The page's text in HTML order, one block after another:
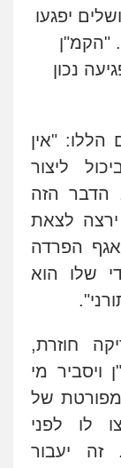
יפגעו
"הקמ"ן
נכון
הללו: "אין
ליצור
הדבר הזה
לצאת
הפרדה
שלו הוא
חוזרת,
מי
מפורטת של
לו לפני
זה יעבור